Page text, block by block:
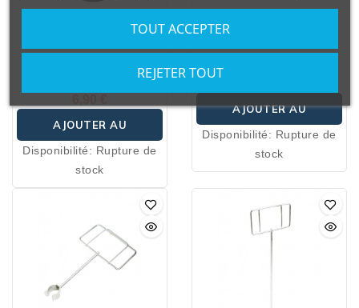
AJOUTER AU
PANIER
Disponibilité: Rupture de
stock
AJOUTER AU
PANIER
Disponibilité: Rupture de
stock
REJETER TOUT
TOUT ACCEPTER